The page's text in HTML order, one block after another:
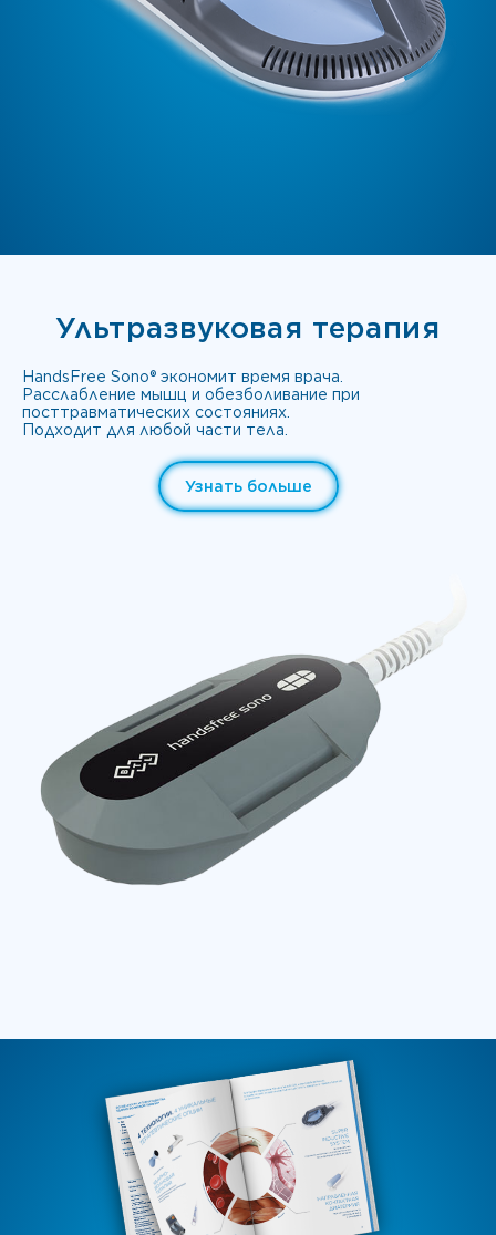
Ультразвуковая терапия
HandsFree Sono® экономит время врача.
Расслабление мышц и обезболивание при
посттравматических состояниях.
Подходит для любой части тела.
Узнать больше